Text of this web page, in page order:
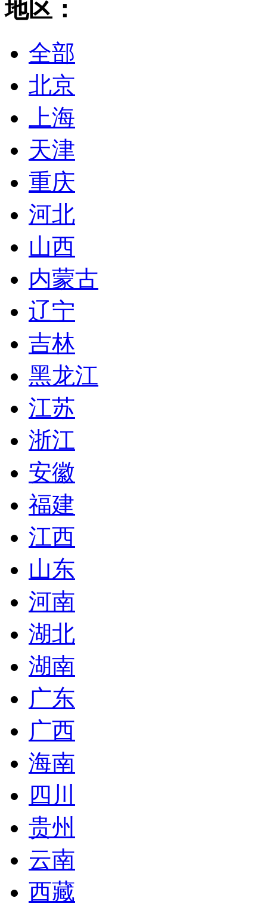
地区：
全部
北京
上海
天津
重庆
河北
山西
内蒙古
辽宁
吉林
黑龙江
江苏
浙江
安徽
福建
江西
山东
河南
湖北
湖南
广东
广西
海南
四川
贵州
云南
西藏